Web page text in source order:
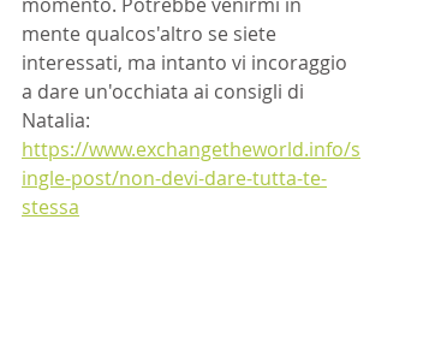
mente qualcos'altro se siete
interessati, ma intanto vi incoraggio
a dare un'occhiata ai consigli di
Natalia:
https://www.exchangetheworld.info/s
ingle-post/non-devi-dare-tutta-te-
stessa